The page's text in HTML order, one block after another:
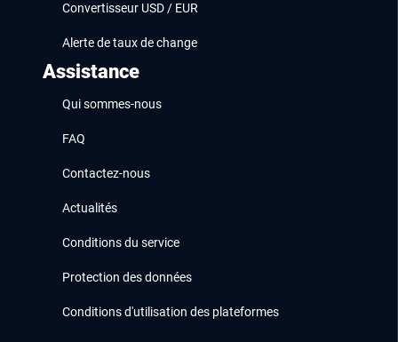
Convertisseur USD / EUR
Alerte de taux de change
Assistance
Qui sommes-nous
FAQ
Contactez-nous
Actualités
Conditions du service
Protection des données
Conditions d'utilisation des plateformes